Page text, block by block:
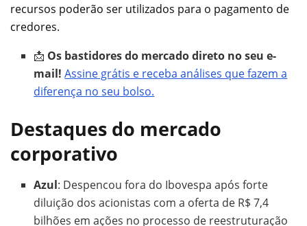
recursos poderão ser utilizados para o pagamento de
credores.
📩 Os bastidores do mercado direto no seu e-
mail! Assine grátis e receba análises que fazem a
diferença no seu bolso.
Destaques do mercado
corporativo
Azul: Despencou fora do Ibovespa após forte
diluição dos acionistas com a oferta de R$ 7,4
bilhões em ações no processo de reestruturação